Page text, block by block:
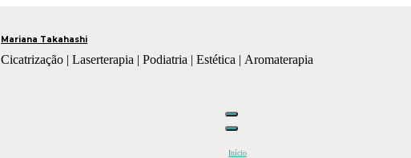
Mariana Takahashi
Cicatrização | Laserterapia | Podiatria | Estética | Aromaterapia
Início